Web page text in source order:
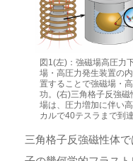
図1(左)：強磁場高圧力
場・高圧力発生装置の
置することで強磁場・
功。(右)三角格子反強磁
場は、圧力増加に伴い
カルで40テスラまで到達
三角格子反強磁性体